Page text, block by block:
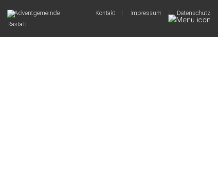
© Adventgemeinde
Rastatt
Kontakt | Impressum | Datenschutz